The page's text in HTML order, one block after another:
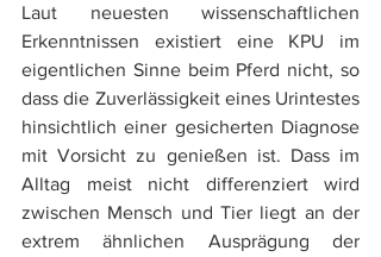
Laut neuesten wissenschaftlichen
Erkenntnissen existiert eine KPU im
eigentlichen Sinne beim Pferd nicht, so
dass die Zuverlässigkeit eines Urintestes
hinsichtlich einer gesicherten Diagnose
mit Vorsicht zu genießen ist. Dass im
Alltag meist nicht differenziert wird
zwischen Mensch und Tier liegt an der
extrem ähnlichen Ausprägung der